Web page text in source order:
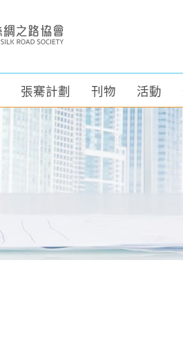
張騫計劃 刊物 活動